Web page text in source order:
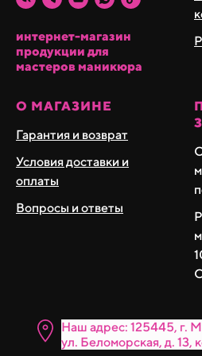
техниках работы, не
интернет-магазин
продукции для
мастеров маникюра
О МАГАЗИНЕ
Гарантия и возврат
Условия доставки и
оплаты
Вопросы и ответы
Наш адрес: 125445, г.
ул. Бело морская, д. 13,